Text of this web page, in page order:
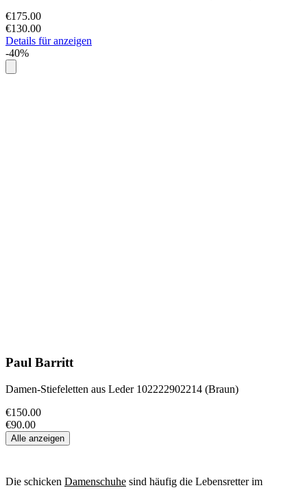
€175.00
€130.00
Details für anzeigen
-40%
Paul Barritt
Damen-Stiefeletten aus Leder 102222902214 (Braun)
€150.00
€90.00
Alle anzeigen
Die schicken Damenschuhe sind häufig die Lebensretter im